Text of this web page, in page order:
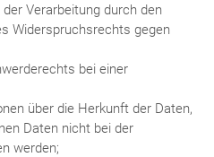
Verarbeitung durch den
Widerspruchsrechts gegen
bei einer
über die Herkunft der Daten,
Daten nicht bei der
werden;